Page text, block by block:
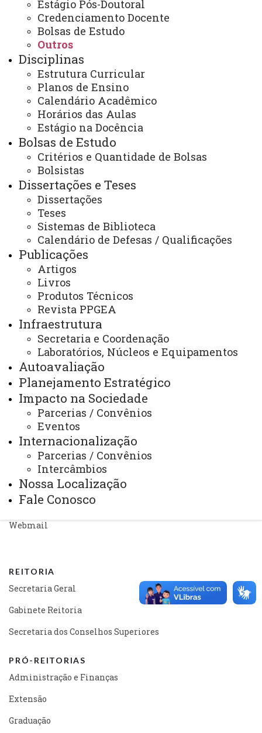
Estágio Pós-Doutoral
Credenciamento Docente
Bolsas de Estudo
Outros
Disciplinas
Estrutura Curricular
Planos de Ensino
Calendário Acadêmico
Horários das Aulas
Estágio na Docência
Bolsas de Estudo
Critérios e Quantidade de Bolsas
Bolsistas
Dissertações e Teses
Dissertações
Teses
Sistemas de Biblioteca
Calendário de Defesas / Qualificações
Publicações
Artigos
Livros
Produtos Técnicos
Revista PPGEA
Infraestrutura
Secretaria e Coordenação
Laboratórios, Núcleos e Equipamentos
Autoavaliação
Planejamento Estratégico
Impacto na Sociedade
Parcerias / Convênios
Eventos
Internacionalização
Parcerias / Convênios
Intercâmbios
Nossa Localização
Fale Conosco
Horários de Atendimento:
Segunda à sexta
hh:mm às hh:mm
E-mails:
ppgea@unioeste.br
Você está aqui:Unioeste
PPGEA - Pós Graduação em Engenharia de Energia
na Agricultura - Cascavel
Editais
Outros
Edital Nº 24/2026-PPGEA - Inscrição para seleção de
um bolsista de apoio técnico/nível superior para
atuar no Laboratório Multiusuário de Tecnologias
Sustentáveis – LABTES
ACESSE
Acesso Restrito (Editores do Portal)
Arquivo Virtual
Bibliotecas
Identidade Visual
Mapa do Site
Ouvidoria
Portal Office 365
Sistemas
Telefones
Webmail
REITORIA
Secretaria Geral
Gabinete Reitoria
Secretaria dos Conselhos Superiores
PRÓ-REITORIAS
Administração e Finanças
Extensão
Graduação